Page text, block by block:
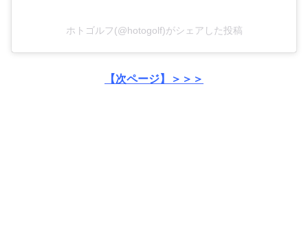
ホトゴルフ(@hotogolf)がシェアした投稿
【次ページ】＞＞＞